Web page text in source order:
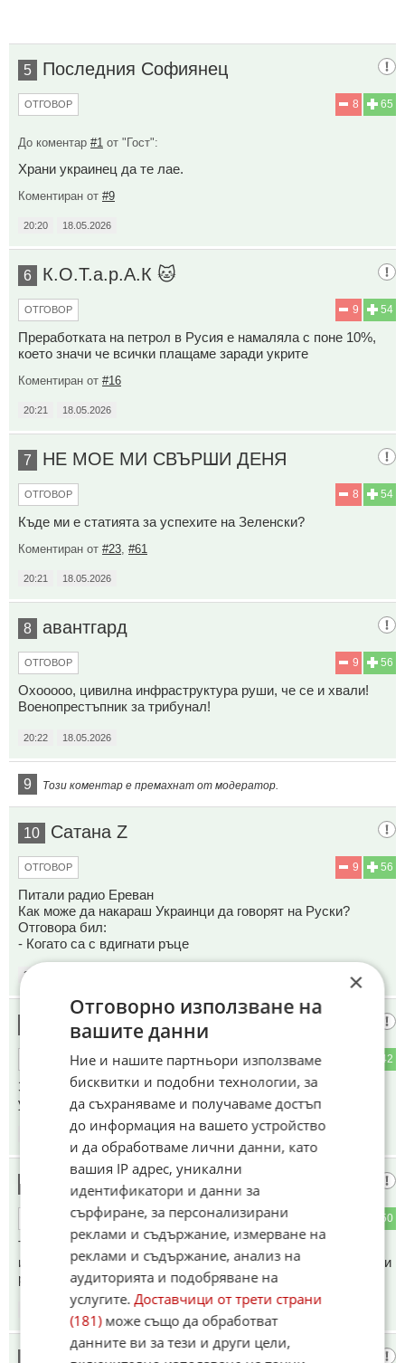
5 Последния Софиянец
65
8
ОТГОВОР
До коментар #1 от "Гост":
Храни украинец да те лае.
Коментиран от #9
20:20 18.05.2026
6 К.О.Т.а.р.А.К 🐱
54
9
ОТГОВОР
Преработката на петрол в Русия е намаляла с поне 10%,
което значи че всички плащаме заради укрите
Коментиран от #16
20:21 18.05.2026
7 НЕ МОЕ МИ СВЪРШИ ДЕНЯ
54
8
ОТГОВОР
Къде ми е статията за успехите на Зеленски?
Коментиран от #23 #61
20:21 18.05.2026
8 авантгард
56
9
ОТГОВОР
Охооооо, цивилна инфраструктура руши, че се и хвали!
Военопрестъпник за трибунал!
20:22 18.05.2026
9 Този коментар е премахнат от модератор.
10 Сатана Z
56
9
ОТГОВОР
Питали радио Ереван
Как може да накараш Украинци да говорят на Руски?
Отговора бил:
- Когато са с вдигнати ръце
20:22
Умен
42
ОТГОВОР
Затова не трябва да се хранят ами да се таkoват.Поне
украинките
18.05.2026
50
ОТГОВОР
Това не е вярно. Русия произвежда и продава петрол
изключително според квотите на ОПЕК. Това е основният и
решаващ фактор.
18.05.2026
Укрофоб
×
Отговорно използване на
вашите данни
Ние и нашите партньори използваме
бисквитки и подобни технологии, за
да съхраняваме и получаваме достъп
до информация на вашето устройство
и да обработваме лични данни, като
вашия IP адрес, уникални
идентификатори и данни за
сърфиране, за персонализирани
реклами и съдържание, измерване на
реклами и съдържание, анализ на
аудиторията и подобряване на
услугите.Доставчици от трети страни
(181)може също да обработват
данните ви за тези и други цели,